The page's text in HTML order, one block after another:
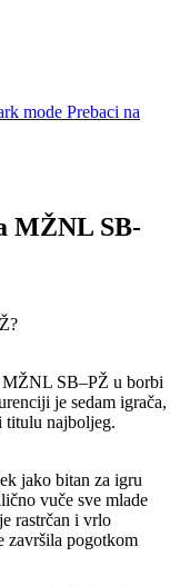
Prebaci na
MŽNL SB-
MŽNL SB–PŽ u borbi
je sedam igrača,
titulu najboljeg.
jako bitan za igru
vuče sve mlade
rastrčan i vrlo
završila pogotkom